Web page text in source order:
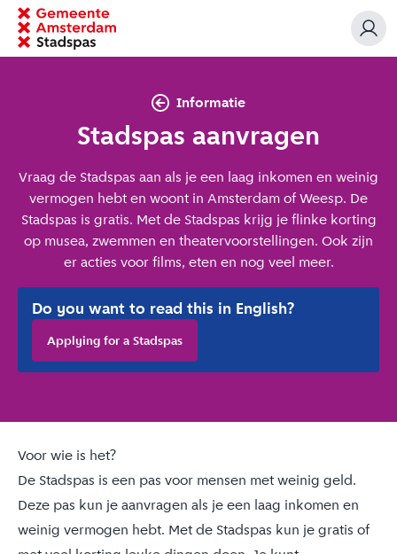
Informatie
Stadspas aanvragen
Vraag de Stadspas aan als je een laag inkomen en weinig
vermogen hebt en woont in Amsterdam of Weesp. De
Stadspas is gratis. Met de Stadspas krijg je flinke korting
op musea, zwemmen en theatervoorstellingen. Ook zijn
er acties voor films, eten en nog veel meer.
Do you want to read this in English?
Applying for a Stadspas
Voor wie is het?
De Stadspas is een pas voor mensen met weinig geld.
Deze pas kun je aanvragen als je een laag inkomen en
weinig vermogen hebt. Met de Stadspas kun je gratis of